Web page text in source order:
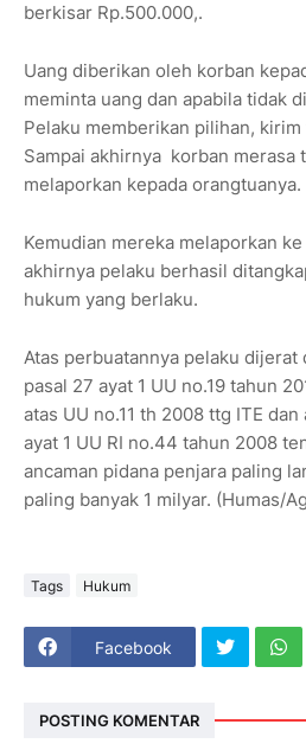
berkisar Rp.500.000,.
Uang diberikan oleh korban
meminta uang dan apabila tidak
Pelaku memberikan pilihan,
Sampai akhirnya korban merasa
melaporkan kepada orangtuanya.
Kemudian mereka melaporkan
akhirnya pelaku berhasil
hukum yang berlaku.
Atas perbuatannya pelaku dijerat
pasal 27 ayat 1 UU no.19 tahun
atas UU no.11 th 2008 ttg ITE
ayat 1 UU RI no.44 tahun 2008
ancaman pidana penjara paling
paling banyak 1 milyar. (Humas/
Tags Hukum
Facebook
POSTING KOMENTAR